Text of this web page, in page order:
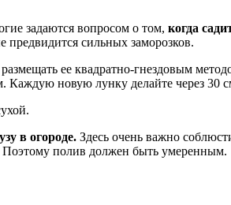
задаются вопросом о том, когда
предвидится сильных заморозков.
ее квадратно-гнездовым
Каждую новую лунку делайте через 30
в огороде. Здесь очень важно
Поэтому полив должен быть умеренным.